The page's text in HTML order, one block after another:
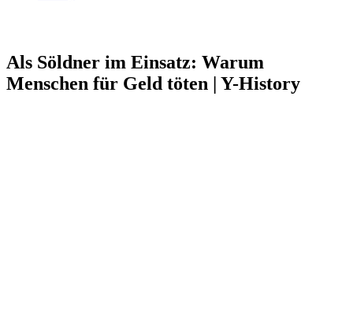
Als Söldner im Einsatz: Warum
Menschen für Geld töten | Y-History